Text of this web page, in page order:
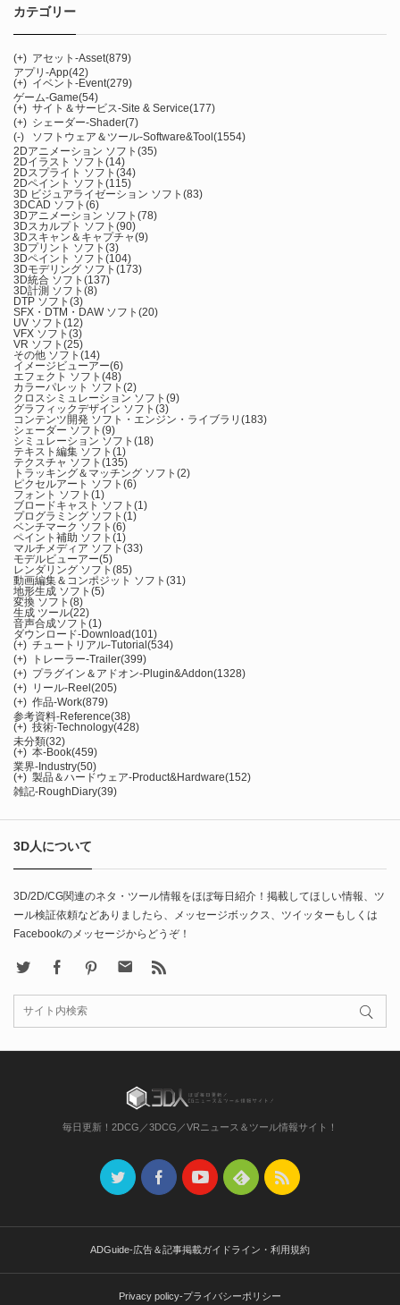
カテゴリー
(+) アセット-Asset(879)
アプリ-App(42)
(+) イベント-Event(279)
ゲーム-Game(54)
(+) サイト＆サービス-Site & Service(177)
(+) シェーダー-Shader(7)
(-)
ソフトウェア＆ツール-Software&Tool(1554)
2Dアニメーション ソフト (35)
2Dイラスト ソフト (14)
2Dスプライト ソフト (34)
2Dペイント ソフト (115)
3D ビジュアライゼーション ソフト (83)
3DCAD ソフト (6)
3Dアニメーション ソフト (78)
3Dスカルプト ソフト (90)
3Dスキャン＆キャプチャ(9)
3Dプリント ソフト (3)
3Dペイント ソフト (104)
3Dモデリング ソフト (173)
3D統合 ソフト (137)
3D計測 ソフト (8)
DTP ソフト (3)
SFX・DTM・DAW ソフト (20)
UV ソフト (12)
VFX ソフト (3)
VR ソフト (25)
その他 ソフト (14)
イメージビューアー(6)
エフェクト ソフト (48)
カラーパレット ソフト (2)
クロスシミュレーション ソフト (9)
グラフィックデザイン ソフト (3)
コンテンツ開発 ソフト・エンジン・ライブラリ (183)
シェーダー ソフト (9)
シミュレーション ソフト (18)
テキスト編集 ソフト (1)
テクスチャ ソフト (135)
トラッキング＆マッチング ソフト (2)
ピクセルアート ソフト (6)
フォント ソフト (1)
ブロードキャスト ソフト (1)
プログラミング ソフト (1)
ベンチマーク ソフト (6)
ペイント補助 ソフト (1)
マルチメディア ソフト (33)
モデルビューアー(5)
レンダリング ソフト (85)
動画編集＆コンポジット ソフト (31)
地形生成 ソフト (5)
変換 ソフト (8)
生成 ツール(22)
音声合成ソフト (1)
ダウンロード-Download(101)
(+) チュートリアル-Tutorial(534)
(+)
トレーラー-Trailer(399)
(+) プラグイン＆アドオン-Plugin&Addon(1328)
(+) リール-Reel(205)
(+) 作品-Work(879)
参考資料-Reference(38)
(+) 技術-Technology(428)
未分類(32)
(+) 本-Book(459)
業界-Industry(50)
(+) 製品＆ハードウェア-Product&Hardware(152)
雑記-RoughDiary(39)
3D人について
3D/2D/CG関連のネタ・ツール情報をほぼ毎日紹介！掲載してほしい情報、ツ
ール検証依頼などありましたら、メッセージボックス、ツイッターもしくは
Facebookのメッセージからどうぞ！
FacebookPinterest Contact
毎日更新！2DCG／3DCG／VRニュース＆ツール情報サイト！
ADGuide-広告＆記事掲載ガイドライン・利用規約
Privacy policy-プライバシーポリシー